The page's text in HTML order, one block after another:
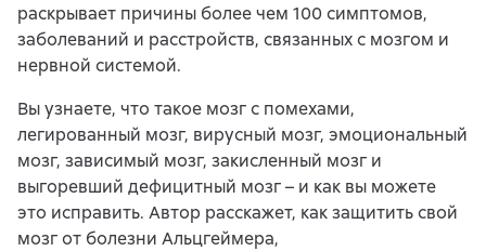
раскрывает причины более чем 100 симптомов,
заболеваний и расстройств, связанных с мозгом и
нервной системой.
Вы узнаете, что такое мозг с помехами,
легированный мозг, вирусный мозг, эмоциональный
мозг, зависимый мозг, закисленный мозг и
выгоревший дефицитный мозг – и как вы можете
это исправить. Автор расскажет, как защитить свой
мозг от болезни Альцгеймера,